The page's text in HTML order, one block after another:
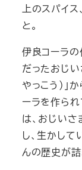
上のスパイ
と。
伊良コーラ
だったおじい
やっこう）」
ーラを作ら
は、おじい
し、生かして
んの歴史が詰